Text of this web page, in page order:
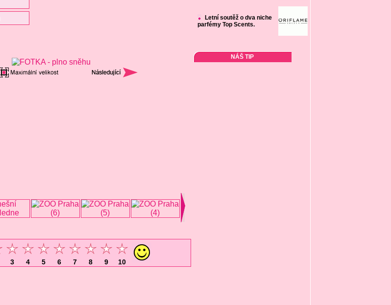
3 4 5 6 7 8 9 10
Letní soutěž o dva niche
parfémy Top Scents.
NÁŠ TIP